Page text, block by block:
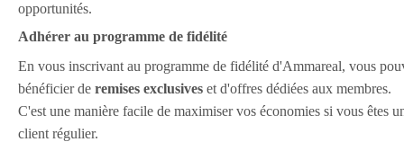
opportunités.
Adhérer au programme de fidélité
En vous inscrivant au programme de fidélité d'Ammareal, vous
bénéficier de remises exclusives et d'offres dédiées aux membres.
C'est une manière facile de maximiser vos économies si vous êtes
client régulier.